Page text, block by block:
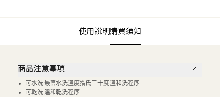
使用說明購買須知
商品注意事項
可水洗 最高水洗溫度攝氏三十度 溫和洗程序
可乾洗 溫和乾洗程序